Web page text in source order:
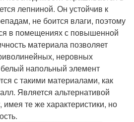
лепниной. Он устойчив к
не боится влаги, поэтому
в помещениях с повышенной
материала позволяет
неровных
напольный элемент
с такими материалами, как
Является альтернативой
имея те же характеристики, но